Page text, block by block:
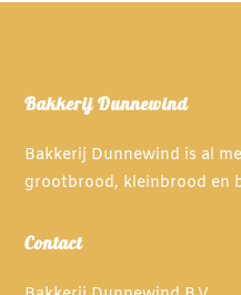
Bakkerij Dunnewind
Bakkerij Dunnewind is al
grootbrood, kleinbrood en
Contact